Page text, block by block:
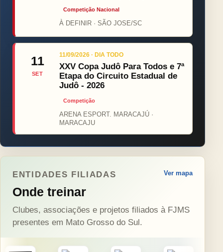
Competição Nacional
À DEFINIR · SÃO JOSE/SC
11
SET
11/09/2026 · DIA TODO
XXV Copa Judô Para Todos e 7ª
Etapa do Circuito Estadual de
Judô - 2026
Competição
ARENA ESPORT. MARACAJÚ ·
MARACAJU
ENTIDADES FILIADAS
Onde treinar
Ver mapa
Clubes, associações e projetos filiados à FJMS
presentes em Mato Grosso do Sul.